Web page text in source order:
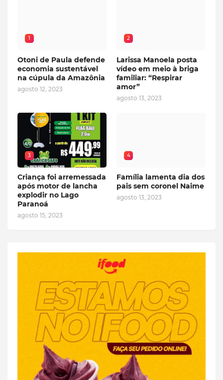
1
Otoni de Paula defende
economia sustentável
na cúpula da Amazônia
agosto 12, 2023
2
Larissa Manoela posta
vídeo em meio à briga
familiar: “Respirar
amor”
agosto 13, 2023
3
Criança foi arremessada
após motor de lancha
explodir no Lago
Paranoá
agosto 15, 2023
4
Família lamenta dia dos
pais sem coronel Naime
agosto 13, 2023